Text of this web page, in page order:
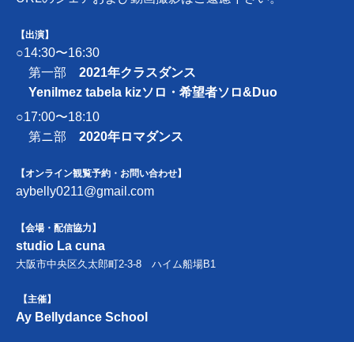
【出演】
○14:30〜16:30
第一部 2021年クラスダンス
Yenilmez tabela kizソロ・希望者ソロ&Duo
○17:00〜18:10
第ニ部 2020年ロマダンス
【オンライン観覧予約・お問い合わせ】
aybelly0211@gmail.com
【会場・配信協力】
studio La cuna
大阪市中央区久太郎町2-3-8 ハイム船場B1
【主催】
Ay Bellydance School